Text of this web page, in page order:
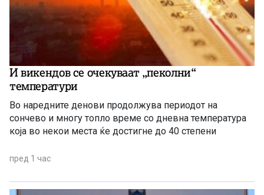
И викендов се очекуваат „пеколни“
температури
Во наредните денови продолжува периодот на
сончево и многу топло време со дневна температура
која во некои места ќе достигне до 40 степени
пред 1 час